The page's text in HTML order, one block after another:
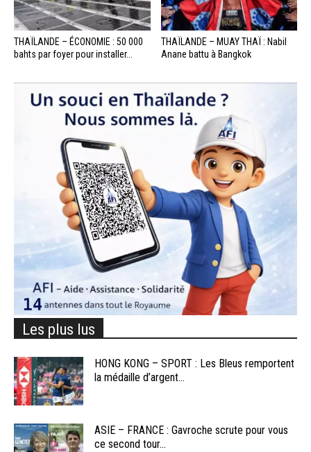
THAÏLANDE – ÉCONOMIE : 50 000
bahts par foyer pour installer...
THAÏLANDE – MUAY THAÏ : Nabil
Anane battu à Bangkok
Les plus lus
HONG KONG – SPORT : Les Bleus remportent
la médaille d’argent...
ASIE – FRANCE : Gavroche scrute pour vous
ce second tour...